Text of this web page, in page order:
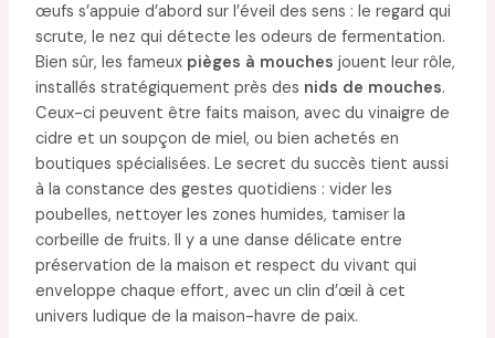
œufs s’appuie d’abord sur l’éveil des sens : le regard qui
scrute, le nez qui détecte les odeurs de fermentation.
Bien sûr, les fameux pièges à mouches jouent leur rôle,
installés stratégiquement près des nids de mouches.
Ceux-ci peuvent être faits maison, avec du vinaigre de
cidre et un soupçon de miel, ou bien achetés en
boutiques spécialisées. Le secret du succès tient aussi
à la constance des gestes quotidiens : vider les
poubelles, nettoyer les zones humides, tamiser la
corbeille de fruits. Il y a une danse délicate entre
préservation de la maison et respect du vivant qui
enveloppe chaque effort, avec un clin d’œil à cet
univers ludique de la maison-havre de paix.